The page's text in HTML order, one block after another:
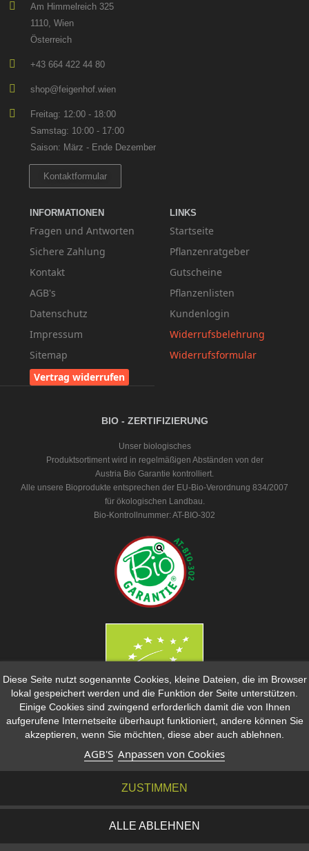
Diese Seite nutzt sogenannte Cookies, kleine Dateien, die im Browser
lokal gespeichert werden und die Funktion der Seite unterstützen.
Einige Cookies sind zwingend erforderlich damit die von Ihnen
aufgerufene Internetseite überhaupt funktioniert, andere können Sie
akzeptieren, wenn Sie möchten, diese aber auch ablehnen.
AGB'S Anpassen von Cookies
ALLE ABLEHNEN
ZUSTIMMEN
Am Himmelreich 325
1110, Wien
Österreich
+43 664 422 44 80
shop@feigenhof.wien
Freitag: 12:00 - 18:00
Samstag: 10:00 - 17:00
Saison: März - Ende Dezember
Kontaktformular
INFORMATIONEN
Fragen und Antworten
Sichere Zahlung
Kontakt
AGB's
Datenschutz
Impressum
Sitemap
Vertrag widerrufen
LINKS
Startseite
Pflanzenratgeber
Gutscheine
Pflanzenlisten
Kundenlogin
Widerrufsbelehrung
Widerrufsformular
BIO - ZERTIFIZIERUNG
Unser biologisches
Produktsortiment wird in regelmäßigen Abständen von der
Austria Bio Garantie kontrolliert.
Alle unsere Bioprodukte entsprechen der EU-Bio-Verordnung 834/2007
für ökologischen Landbau.
Bio-Kontrollnummer: AT-BIO-302
ZAHLUNGSMÖGLICHKEITEN
BIO FEIGENHOF © 2022 - 2025